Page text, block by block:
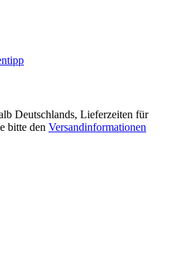
Deutschlands, Lieferzeiten für
bitte den Versandinformationen